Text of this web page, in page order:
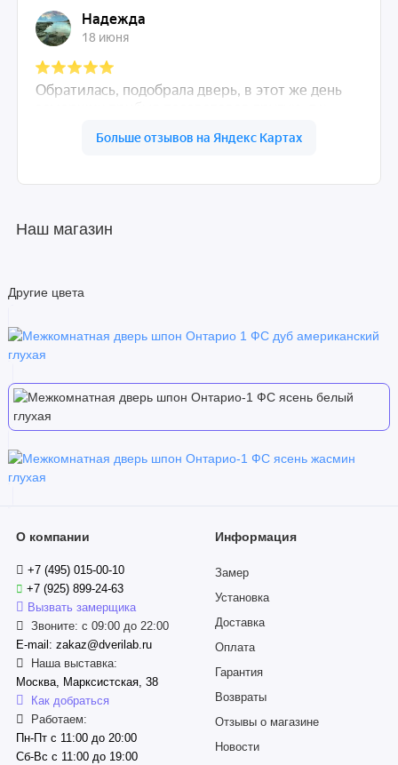
Наш магазин
Другие цвета
О компании
+7 (495) 015-00-10
+7 (925) 899-24-63
Вызвать замерщика
Звоните: с 09:00 до 22:00
E-mail: zakaz@dverilab.ru
Наша выставка:
Москва, Марксистская, 38
Как добраться
Работаем:
Пн-Пт с 11:00 до 20:00
Сб-Вс с 11:00 до 19:00
Информация
Замер
Установка
Доставка
Оплата
Гарантия
Возвраты
Отзывы о магазине
Новости